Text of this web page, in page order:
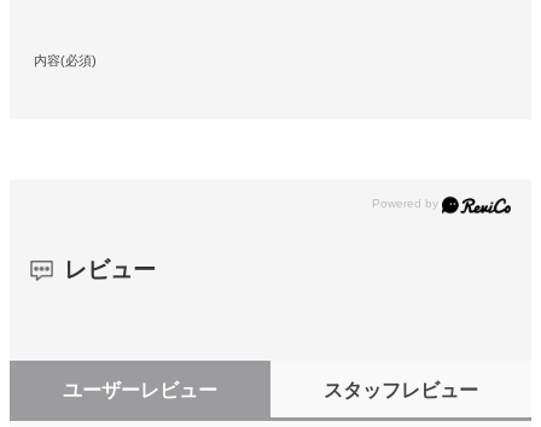
内容(必須)
レビュー
ユーザーレビュー スタッフレビュー